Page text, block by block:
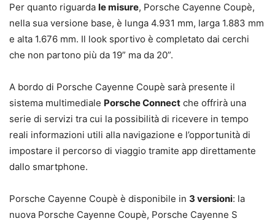
Per quanto riguarda le misure, Porsche Cayenne Coupè,
nella sua versione base, è lunga 4.931 mm, larga 1.883 mm
e alta 1.676 mm. Il look sportivo è completato dai cerchi
che non partono più da 19” ma da 20”.
A bordo di Porsche Cayenne Coupè sarà presente il
sistema multimediale Porsche Connect che offrirà una
serie di servizi tra cui la possibilità di ricevere in tempo
reali informazioni utili alla navigazione e l’opportunità di
impostare il percorso di viaggio tramite app direttamente
dallo smartphone.
Porsche Cayenne Coupè è disponibile in 3 versioni: la
nuova Porsche Cayenne Coupè, Porsche Cayenne S